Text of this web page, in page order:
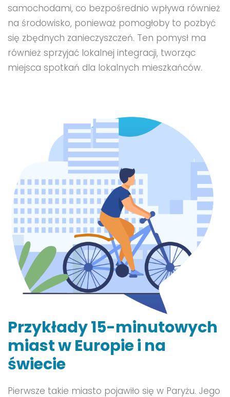
samochodami, co bezpośrednio wpływa również
na środowisko, ponieważ pomogłoby to pozbyć
się zbędnych zanieczyszczeń. Ten pomysł ma
również sprzyjać lokalnej integracji, tworząc
miejsca spotkań dla lokalnych mieszkańców.
Przykłady 15-minutowych
miast w Europie i na
świecie
Pierwsze takie miasto pojawiło się w Paryżu. Jego